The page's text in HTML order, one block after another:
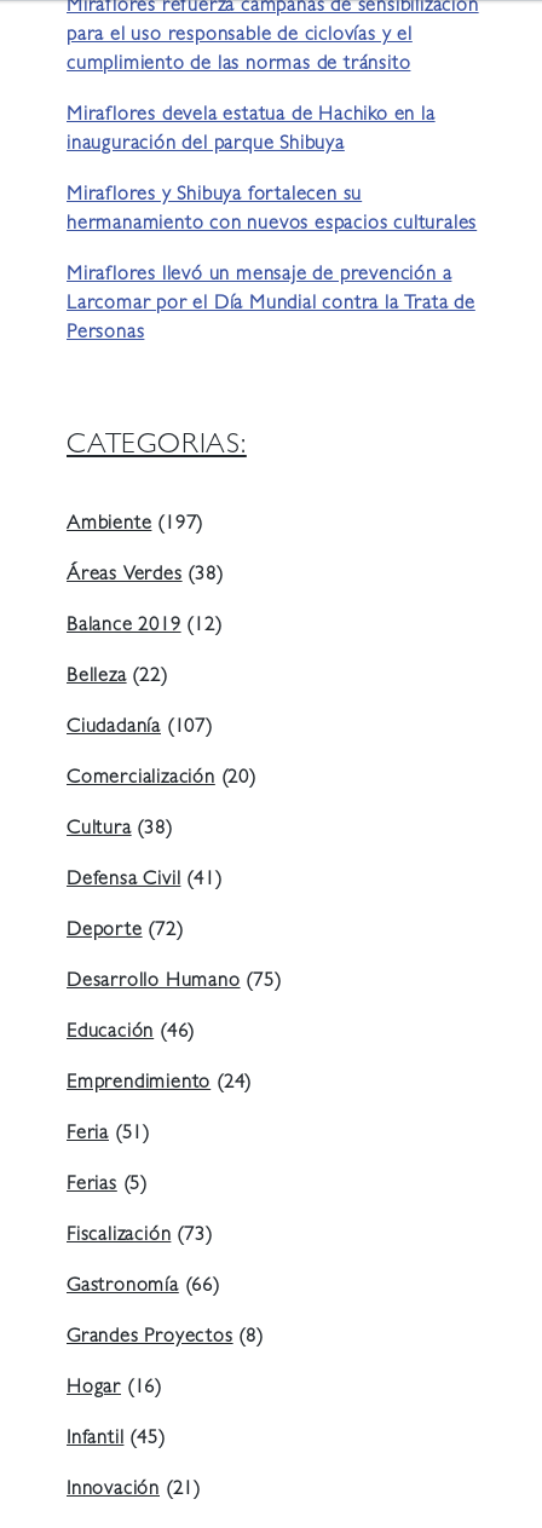
Miraflores refuerza campañas de sensibilización
para el uso responsable de ciclovías y el
cumplimiento de las normas de tránsito
Miraflores devela estatua de Hachiko en la
inauguración del parque Shibuya
Miraflores y Shibuya fortalecen su
hermanamiento con nuevos espacios culturales
Miraflores llevó un mensaje de prevención a
Larcomar por el Día Mundial contra la Trata de
Personas
CATEGORIAS:
Ambiente(197)
Áreas Verdes(38)
Balance 2019(12)
Belleza(22)
Ciudadanía (107)
Comercialización(20)
Cultura(38)
Defensa Civil(41)
Deporte(72)
Desarrollo Humano(75)
Educación(46)
Emprendimiento(24)
Feria (51)
Ferias(5)
Fiscalización(73)
Gastronomía(66)
Grandes Proyectos(8)
Hogar (16)
Infantil(45)
Innovación (21)